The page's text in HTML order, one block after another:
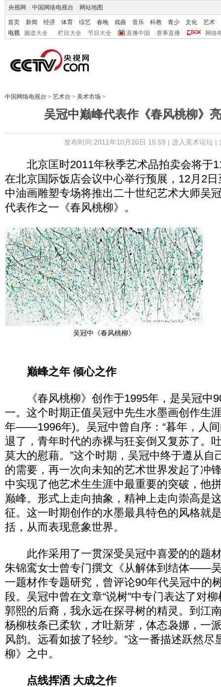
央视网 中国网络电视台 网站地图
首页 新闻 经济 体育 综艺 春晚 戏曲 音乐 科教 青少 文化
艺术
电视
频道大全 栏目大全 节目大全 直播中国 赛事直播 网络
中国网络电视台 > 艺术台 > 美术市场 >
吴冠中巅峰代表作《春风桃柳》
发布时间:2011年10月20日 15:59 | 进入美术论坛|
北京匡时2011年秋季艺术品拍卖会将于
在北京国际饭店会议中心举行预展，12月2
中油画雕塑专场将推出二十世纪艺术大师吴
代表作之一《春风桃柳》。
吴冠中《春风桃柳》
巅峰之年 倾心之作
《春风桃柳》创作于1995年，是吴冠中
一。这个时期正值吴冠中先生水墨画创作生
年——1996年)。吴冠中曾自序：“暮年，人
退了，青年时代的赤裸与狂妄倒又复苏了。
莫大的慰藉。”这个时期，吴冠中终于遵从自
的需要，再一次向未知的艺术世界发起了冲
中实现了他艺术生生涯中最重要的突破，他
巅峰。形式上走向抽象，精神上走向崇高是
征。这一时期创作的水墨最具特色的风格就
括，从而表现意象世界。
此作采用了一贯深受吴冠中喜爱的的题
朱锦鸾女士曾专门撰文《从解体到结体——
一题材作专题研究，曾评论90年代吴冠中的
段。吴冠中曾在文章“说树”中专门表达了对
郭熙的后裔，我永远在探寻树的精灵。到江
杨柳枝条已柔软，才吐新芽，体态袅娜，一
风韵。远看如披了轻纱。”这一番描述跃然尽
柳》之中。
点线挥洒 大成之作